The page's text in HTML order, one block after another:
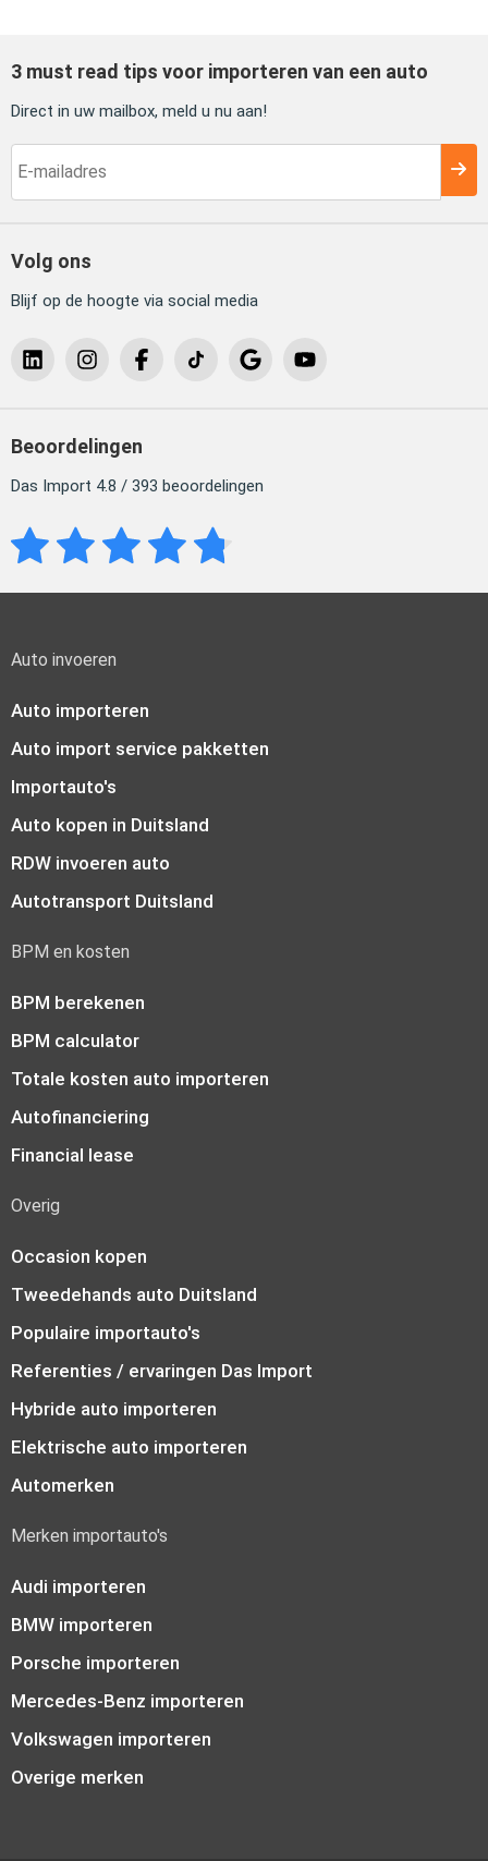
3 must read tips voor importeren van een auto
Direct in uw mailbox, meld u nu aan!
Volg ons
Blijf op de hoogte via social media
Beoordelingen
Das Import 4.8 / 393 beoordelingen
Auto invoeren
Auto importeren
Auto import service pakketten
Importauto's
Auto kopen in Duitsland
RDW invoeren auto
Autotransport Duitsland
BPM en kosten
BPM berekenen
BPM calculator
Totale kosten auto importeren
Autofinanciering
Financial lease
Overig
Occasion kopen
Tweedehands auto Duitsland
Populaire importauto's
Referenties / ervaringen Das Import
Hybride auto importeren
Elektrische auto importeren
Automerken
Merken importauto's
Audi importeren
BMW importeren
Porsche importeren
Mercedes-Benz importeren
Volkswagen importeren
Overige merken